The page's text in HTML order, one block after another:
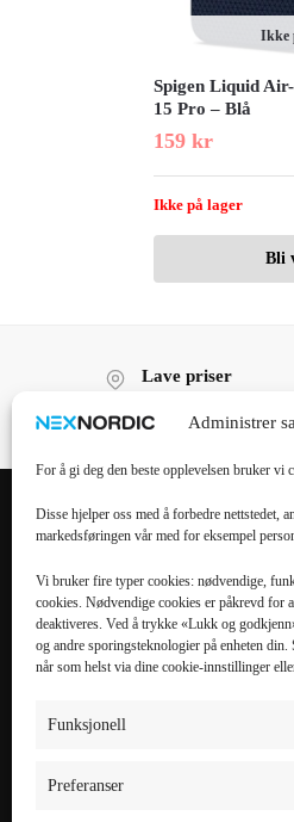
Administrer
For å gi deg den beste opplevelsen bruker vi
Disse hjelper oss med å forbedre nettstedet,
markedsføringen vår med for eksempel
Vi bruker fire typer cookies: nødvendige,
cookies. Nødvendige cookies er påkrevd for
deaktiveres. Ved å trykke «Lukk og
og andre sporingsteknologier på enheten
når som helst via dine cookie-innstillinger
Funksjonell
Preferanser
Ikke
Spigen Liquid
15 Pro – Blå
159 kr
Ikke på lager
Bli
Lave priser
KATEGORIER
Mobiltilbehør
Tilbehør til nettbrett
Kabler & Ladere